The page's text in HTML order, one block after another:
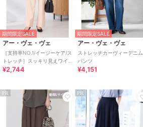
期間限定SALE
アー・ヴェ・ヴェ
［支持率NO.1/イージーケア/ス
トレッチ］スッキリ見えワイ
ドパンツ
¥2,744
期間限定SALE
アー・ヴェ・ヴェ
ストレッチカーヴィーデニム
パンツ
¥4,151
PR PR